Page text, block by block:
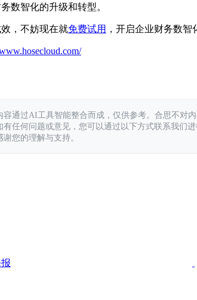
数智化的升级和转型。
，不妨现在就免费试用 ，开启企业财务数
容通过AI工具智能整合而成，仅供参考。合思不对
有任何问题或意见，您可以通过以下方式联系我们进
谢您的理解与支持。